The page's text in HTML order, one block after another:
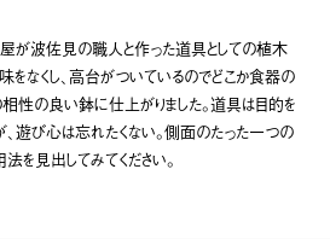
が波佐見の職人と作った道具としての植木
をなくし、高台がついているのでどこか食器の
相性の良い鉢に仕上がりました。道具は目的を
遊び心は忘れたくない。側面のたった一つの
を見出してみてください。